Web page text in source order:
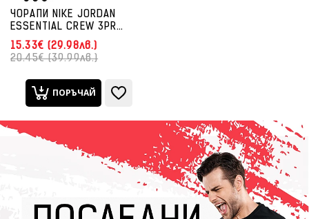
ЧОРАПИ NIKE JORDAN
ESSENTIAL CREW 3PR
BLACK
15.33€ (29.98лв.)
20.45€ (39.99лв.)
ПОРЪЧАЙ